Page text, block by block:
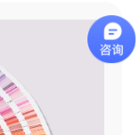
众多竞品中脱
的市场定位，
的不断进步和
用和意义也将
求·常见转轴类